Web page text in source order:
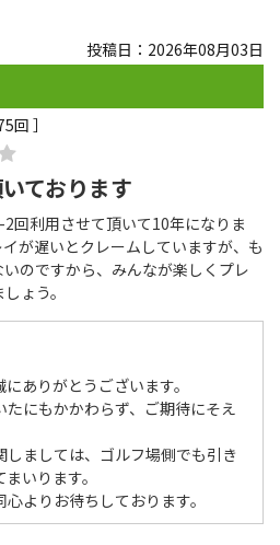
回 ］
投稿日：2026年08月03日
ております
回利用させて頂いて10年になりま
が遅いとクレームしていますが、も
のですから、みんなが楽しくプレ
ょう。
ありがとうございます。
にもかかわらず、ご期待にそえ
しましては、ゴルフ場側でも引き
いります。
よりお待ちしております。